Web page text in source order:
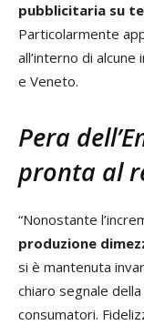
pubblicitaria su
Particolarmente
all’interno di
e Veneto.
Pera
pronta al
“Nonostante
produzione
si è mantenuta
chiaro segnale
consumatori.